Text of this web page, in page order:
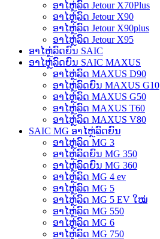
ອາໄຫຼ່ລົດ Jetour X70Plus
ອາໄຫຼ່ລົດ Jetour X90
ອາໄຫຼ່ລົດ Jetour X90plus
ອາໄຫຼ່ລົດ Jetour X95
ອາໄຫຼ່ລົດຍົນ SAIC
ອາໄຫຼ່ລົດຍົນ SAIC MAXUS
ອາໄຫຼ່ລົດ MAXUS D90
ອາໄຫຼ່ລົດຍົນ MAXUS G10
ອາໄຫຼ່ລົດ MAXUS G50
ອາໄຫຼ່ລົດ MAXUS T60
ອາໄຫຼ່ລົດ MAXUS V80
SAIC MG ອາໄຫຼ່ລົດຍົນ
ອາໄຫຼ່ລົດ MG 3
ອາໄຫຼ່ລົດຍົນ MG 350
ອາໄຫຼ່ລົດຍົນ MG 360
ອາໄຫຼ່ລົດ MG 4 ev
ອາໄຫຼ່ລົດ MG 5
ອາໄຫຼ່ລົດ MG 5 EV ໃໝ່
ອາໄຫຼ່ລົດ MG 550
ອາໄຫຼ່ລົດ MG 6
ອາໄຫຼ່ລົດ MG 750